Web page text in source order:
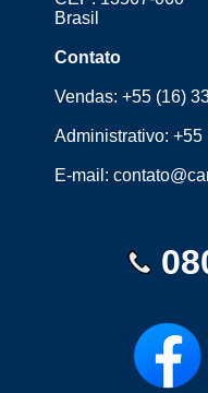
Brasil
Contato
Vendas:+55 (16)
Administrativo:+55
E-mail: